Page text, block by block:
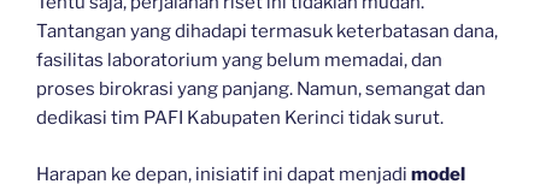
Tantangan yang dihadapi termasuk keterbatasan dana,
fasilitas laboratorium yang belum memadai, dan
proses birokrasi yang panjang. Namun, semangat dan
dedikasi tim PAFI Kabupaten Kerinci tidak surut.
Harapan ke depan, inisiatif ini dapat menjadi model